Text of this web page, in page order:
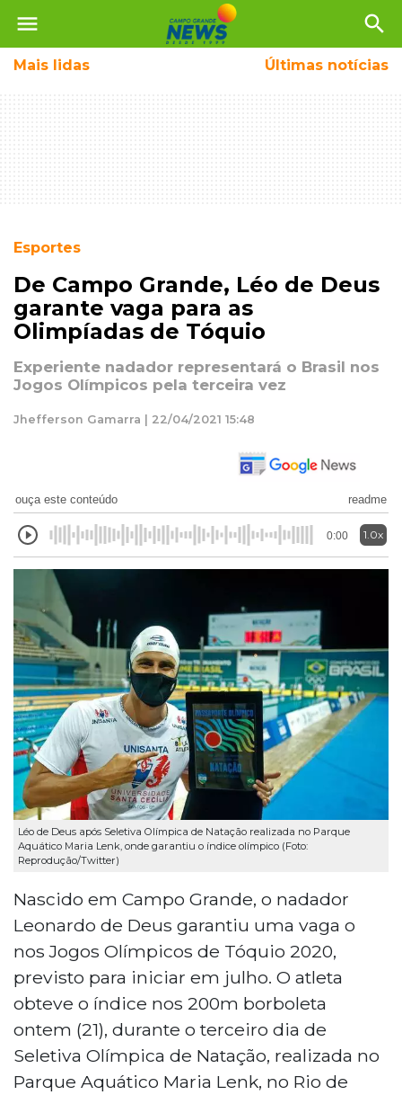
menu search
Mais lidas Últimas notícias
Esportes
De Campo Grande, Léo de Deus
garante vaga para as
Olimpíadas de Tóquio
Experiente nadador representará o Brasil nos
Jogos Olímpicos pela terceira vez
Jhefferson Gamarra | 22/04/2021 15:48
ouça este conteúdo readme
0:00 1.0x
Léo de Deus após Seletiva Olímpica de Natação realizada no Parque
Aquático Maria Lenk, onde garantiu o índice olímpico (Foto:
Reprodução/Twitter)
Nascido em Campo Grande, o nadador
Leonardo de Deus garantiu uma vaga o
nos Jogos Olímpicos de Tóquio 2020,
previsto para iniciar em julho. O atleta
obteve o índice nos 200m borboleta
ontem (21), durante o terceiro dia de
Seletiva Olímpica de Natação, realizada no
Parque Aquático Maria Lenk, no Rio de